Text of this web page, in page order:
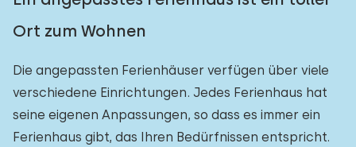
Ort zum Wohnen
Die angepassten Ferienhäuser verfügen über viele
verschiedene Einrichtungen. Jedes Ferienhaus hat
seine eigenen Anpassungen, so dass es immer ein
Ferienhaus gibt, das Ihren Bedürfnissen entspricht.